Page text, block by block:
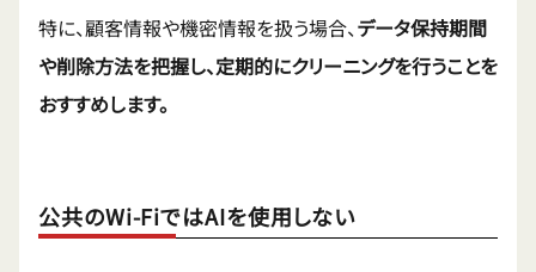
特に、顧客情報や機密情報を扱う場合、データ保持期間
や削除方法を把握し、定期的にクリーニングを行うことを
おすすめします。
公共のWi-FiではAIを使用しない